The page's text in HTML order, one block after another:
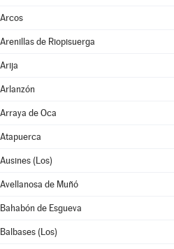
Arcos
Arenillas de Riopisuerga
Arija
Arlanzón
Arraya de Oca
Atapuerca
Ausines (Los)
Avellanosa de Muñó
Bahabón de Esgueva
Balbases (Los)